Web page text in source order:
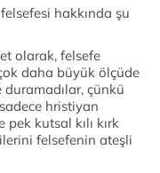
hakkında şu
olarak, felsefe
daha büyük ölçüde
çünkü
hristiyan
kutsal kılı kırk
felsefenin ateşli